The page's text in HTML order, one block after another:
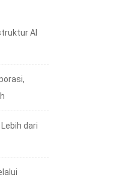
AI
dari